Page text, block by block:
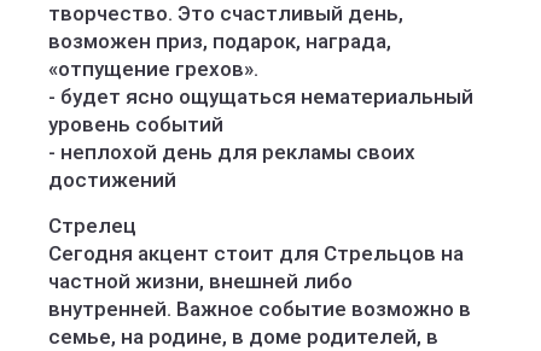
творчество. Это счастливый день,
возможен приз, подарок, награда,
«отпущение грехов».
- будет ясно ощущаться нематериальный
уровень событий
- неплохой день для рекламы своих
достижений
Стрелец
Сегодня акцент стоит для Стрельцов на
частной жизни, внешней либо
внутренней. Важное событие возможно в
семье, на родине, в доме родителей, в